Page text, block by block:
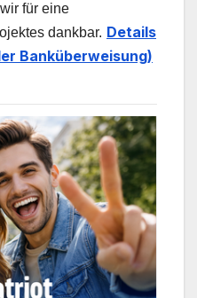
für eine
dankbar. Details
Banküberweisung)